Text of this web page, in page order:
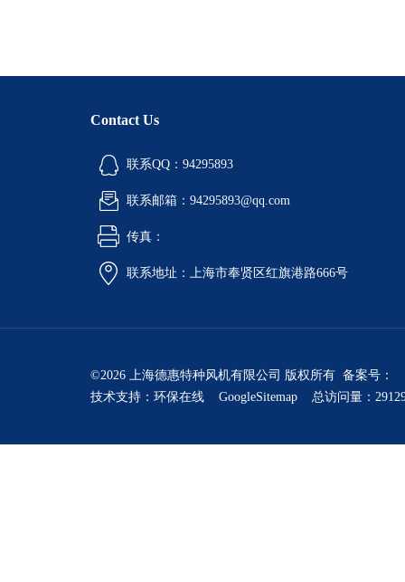
Contact Us
联系QQ：94295893
联系邮箱：94295893@qq.com
传真：
联系地址：上海市奉贤区红旗港路666号
©2026 上海德惠特种风机有限公司 版权所有 备案号：
技术支持： 环保在线 GoogleSitemap 总访问量：